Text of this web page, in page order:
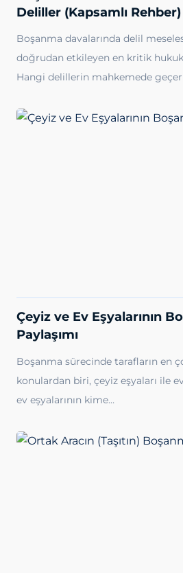
Deliller (Kapsamlı Rehber)
Boşanma davalarında delil
doğrudan etkileyen en kritik
Hangi delillerin mahkemede
Çeyiz ve Ev Eşyalarının
Paylaşımı
Boşanma sürecinde tarafların en
konulardan biri, çeyiz eşyaları ile
ev eşyalarının kime…